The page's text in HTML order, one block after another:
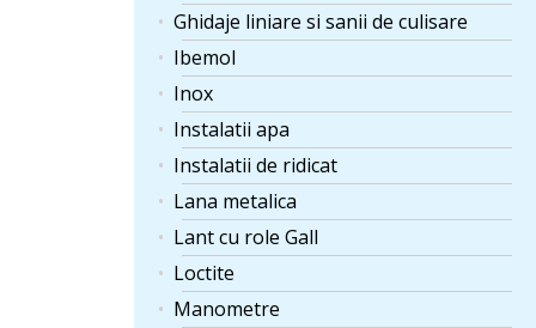
Ghidaje liniare si sanii de culisare
Ibemol
Inox
Instalatii apa
Instalatii de ridicat
Lana metalica
Lant cu role Gall
Loctite
Manometre